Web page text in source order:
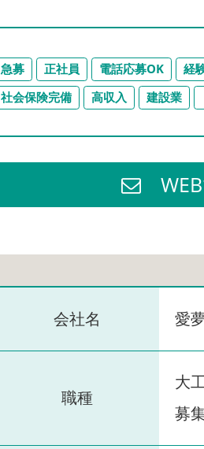
急募 正社員 電話応募OK 経
社会保険完備
高収入 建設業
会社名 愛
職種
大
募